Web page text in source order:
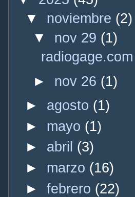
▼ noviembre (2)
▼ nov 29 (1)
radiogage.com
► nov 26 (1)
► agosto (1)
► mayo (1)
► abril (3)
► marzo (16)
► febrero (22)